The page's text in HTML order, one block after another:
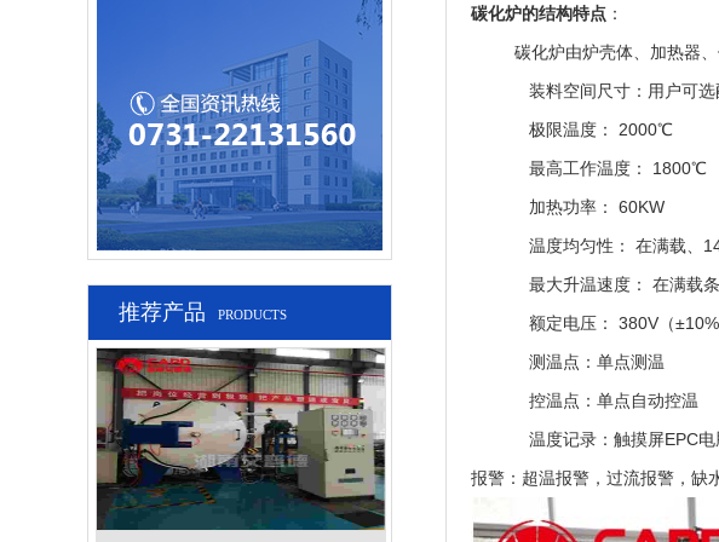
推荐产品 PRODUCTS
碳化炉的结构特点 ：
碳化炉由炉壳体、加热器
装料空间尺寸：用户可
极限温度：
2000℃
最高工作温度：
1800℃
加热功率：
60KW
温度均匀性：
在满载、
最大升温速度：
在满载
额定电压：
380V（
测温点：单点测温
控温点：单点自动控温
温度记录：触摸屏EPC
报警：超温报警，过流报警，缺